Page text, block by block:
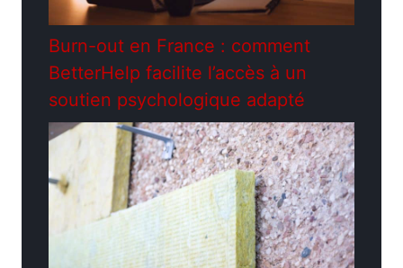
Burn-out en France : comment
BetterHelp facilite l’accès à un
soutien psychologique adapté